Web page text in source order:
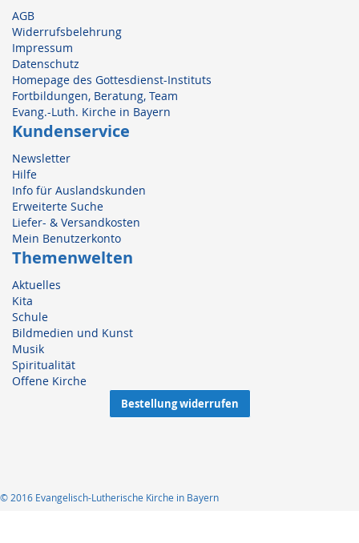
AGB
Widerrufsbelehrung
Impressum
Datenschutz
Homepage des Gottesdienst-Instituts
Fortbildungen, Beratung, Team
Evang.-Luth. Kirche in Bayern
Kundenservice
Newsletter
Hilfe
Info für Auslandskunden
Erweiterte Suche
Liefer- & Versandkosten
Mein Benutzerkonto
Themenwelten
Aktuelles
Kita
Schule
Bildmedien und Kunst
Musik
Spiritualität
Offene Kirche
Bestellung widerrufen
© 2016 Evangelisch-Lutherische Kirche in Bayern